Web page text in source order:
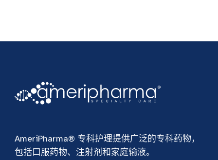
AmeriPharma® 专科护理提供广泛的专科药物，
包括口服药物、注射剂和家庭输液。